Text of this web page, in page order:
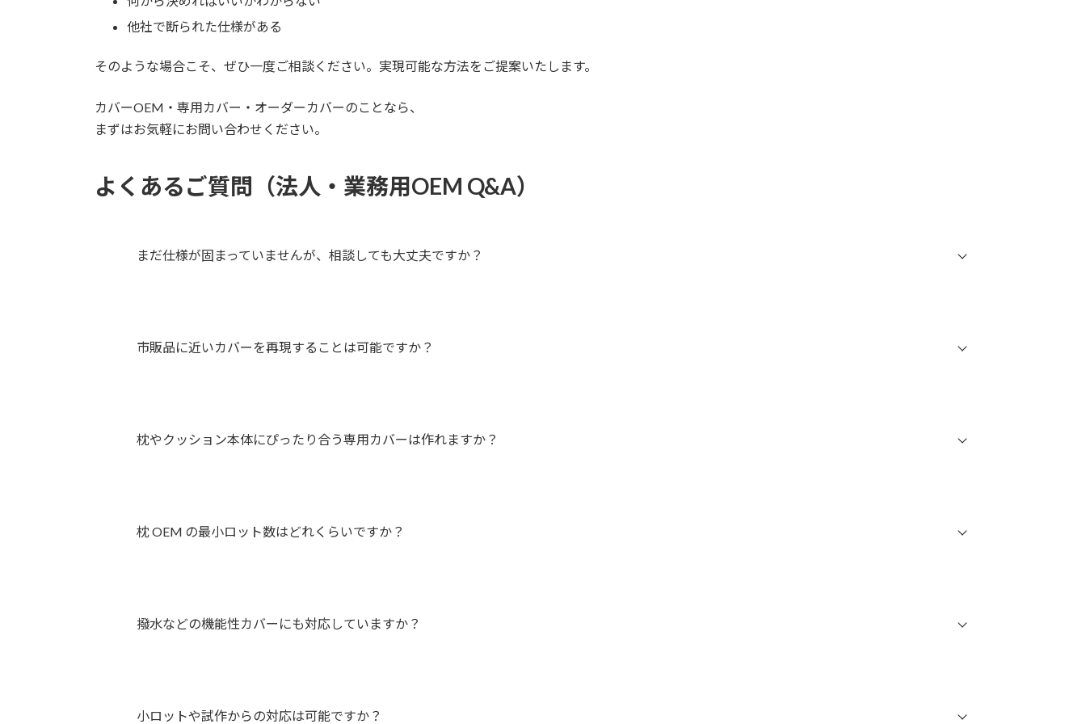
他社で断られた仕様がある
そのような場合こそ、ぜひ一度ご相談ください。実現可能な方法をご提案いたします。
カバーOEM・専用カバー・オーダーカバーのことなら、
まずはお気軽にお問い合わせください。
よくあるご質問（法人・業務用OEM Q&A）
まだ仕様が固まっていませんが、相談しても大丈夫ですか？
市販品に近いカバーを再現することは可能ですか？
枕やクッション本体にぴったり合う専用カバーは作れますか？
枕 OEM の最小ロット数はどれくらいですか？
撥水などの機能性カバーにも対応していますか？
小ロットや試作からの対応は可能ですか？